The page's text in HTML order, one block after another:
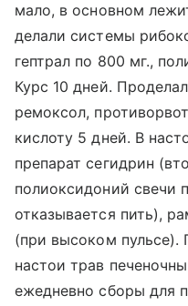
мало, в основном
делали системы
гептрал по 800 мг.,
Курс 10 дней.
ремоксол,
кислоту 5 дней. В
препарат сегидрин
полиоксидоний свечи
отказывается пить),
(при высоком пульсе).
настои трав
ежедневно сборы для